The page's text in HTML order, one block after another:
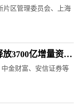
片区管理委员会、上海
3700亿增量资
金财富、安信证券等